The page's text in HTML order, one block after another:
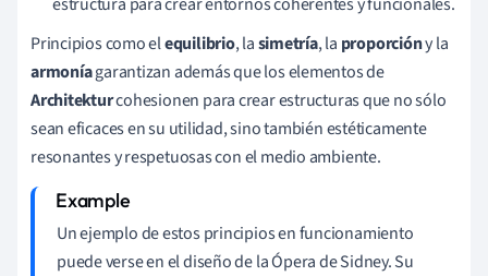
Principios como elequilibrio, lasimetría, la proporcióny la
armoníagarantizan además que los elementos de
Architekturcohesionen para crear estructuras que no sólo
sean eficaces en su utilidad, sino también estéticamente
resonantes y respetuosas con el medio ambiente.
Un ejemplo de estos principios en funcionamiento
puede verse en el diseño de la Ópera de Sidney. Su